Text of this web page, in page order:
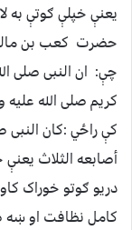
یعنې خپلې ګوتې به
حضرت کعب بن مالک
چې: ان النبی صلی
کریم صلی الله
کې راځي :کان النبی
أصابعه الثلاث
دریو ګوتو خوراک
کامل نظافت او ښه